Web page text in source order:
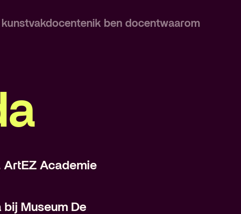
ik ben docentwaarom
ArtEZ Academie
Museum De